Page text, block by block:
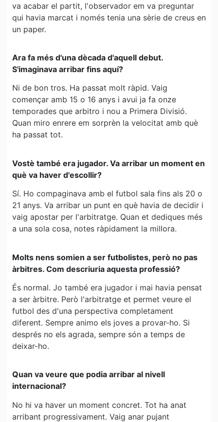
va acabar el partit, l'observador em va preguntar
qui havia marcat i només tenia una sèrie de creus en
un paper.
Ara fa més d'una dècada d'aquell debut.
S'imaginava arribar fins aquí?
Ni de bon tros. Ha passat molt ràpid. Vaig
començar amb 15 o 16 anys i avui ja fa onze
temporades que arbitro i nou a Primera Divisió.
Quan miro enrere em sorprèn la velocitat amb què
ha passat tot.
Vostè també era jugador. Va arribar un moment en
què va haver d'escollir?
Sí. Ho compaginava amb el futbol sala fins als 20 o
21 anys. Va arribar un punt en què havia de decidir i
vaig apostar per l'arbitratge. Quan et dediques més
a una sola cosa, notes ràpidament la millora.
Molts nens somien a ser futbolistes, però no pas
àrbitres. Com descriuria aquesta professió?
És normal. Jo també era jugador i mai havia pensat
a ser àrbitre. Però l'arbitratge et permet veure el
futbol des d'una perspectiva completament
diferent. Sempre animo els joves a provar-ho. Si
després no els agrada, sempre són a temps de
deixar-ho.
Quan va veure que podia arribar al nivell
internacional?
No hi va haver un moment concret. Tot ha anat
arribant progressivament. Vaig anar pujant